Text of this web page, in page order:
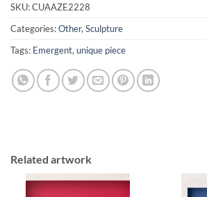
SKU:CUAAZE2228
Categories:Other, Sculpture
Tags: Emergent, unique piece
Related artwork